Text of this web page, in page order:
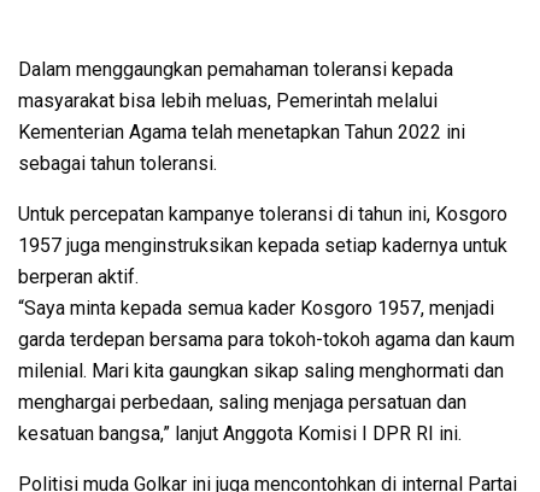
Dalam menggaungkan pemahaman toleransi kepada
masyarakat bisa lebih meluas, Pemerintah melalui
Kementerian Agama telah menetapkan Tahun 2022 ini
sebagai tahun toleransi.
Untuk percepatan kampanye toleransi di tahun ini, Kosgoro
1957 juga menginstruksikan kepada setiap kadernya untuk
berperan aktif.
“Saya minta kepada semua kader Kosgoro 1957, menjadi
garda terdepan bersama para tokoh-tokoh agama dan kaum
milenial. Mari kita gaungkan sikap saling menghormati dan
menghargai perbedaan, saling menjaga persatuan dan
kesatuan bangsa,” lanjut Anggota Komisi I DPR RI ini.
Politisi muda Golkar ini juga mencontohkan di internal Partai